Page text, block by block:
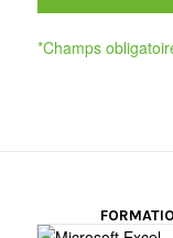
*Champs